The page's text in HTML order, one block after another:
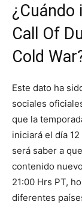
¿Cuándo
Call Of
Cold
Este dato ha
sociales
que la
iniciará el día
será saber a
contenido
21:00 Hrs PT,
diferentes